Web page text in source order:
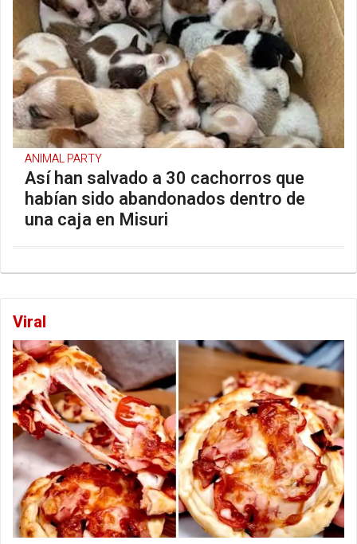
ANIMAL PARTY
Así han salvado a 30 cachorros que
habían sido abandonados dentro de
una caja en Misuri
Viral